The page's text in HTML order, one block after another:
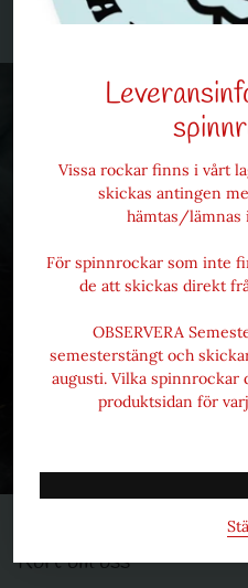
Vissa rockar finns i vårt
skickas antingen
hämtas/lämnas
För spinnrockar som inte
de att skickas direkt
OBSERVERA
semesterstängt och
augusti. Vilka spinnrockar
produktsidan för
nyhetsmail
Missa inte nyheter eller
Kort om oss